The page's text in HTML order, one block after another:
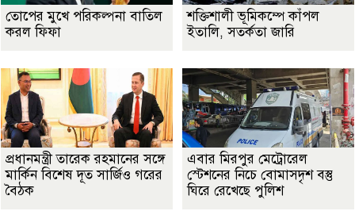
তোপের মুখে পরিকল্পনা বাতিল
করল ফিফা
শক্তিশালী ভূমিকম্পে কাঁপল
ইতালি, সতর্কতা জারি
প্রধানমন্ত্রী তারেক রহমানের সঙ্গে
মার্কিন বিশেষ দূত সার্জিও গরের
বৈঠক
এবার মিরপুর মেট্রোরেল
স্টেশনের নিচে বোমাসদৃশ বস্তু
ঘিরে রেখেছে পুলিশ